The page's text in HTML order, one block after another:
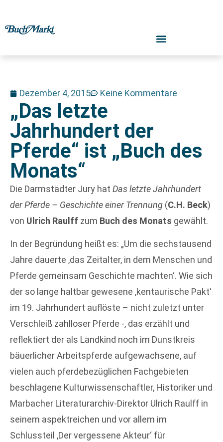
Dezember 4, 2015 Keine Kommentare
„Das letzte
Jahrhundert der
Pferde“ ist „Buch des
Monats“
Die Darmstädter Jury hat Das letzte Jahrhundert
der Pferde – Geschichte einer Trennung (C.H. Beck)
von Ulrich Raulff zum Buch des Monats gewählt.
In der Begründung heißt es: „Um die sechstausend
Jahre dauerte ,das Zeitalter, in dem Menschen und
Pferde gemeinsam Geschichte machten‘. Wie sich
der so lange haltbar gewesene ,kentaurische Pakt‘
im 19. Jahrhundert auflöste – nicht zuletzt unter
Verschleiß zahlloser Pferde -, das erzählt und
reflektiert der als Landkind noch im Dunstkreis
bäuerlicher Arbeitspferde aufgewachsene, auf
vielen auch pferdebezüglichen Fachgebieten
beschlagene Kulturwissenschaftler, Historiker und
Marbacher Literaturarchiv-Direktor Ulrich Raulff in
seinem aspektreichen und vor allem im
Schlussteil ,Der vergessene Akteur‘ für